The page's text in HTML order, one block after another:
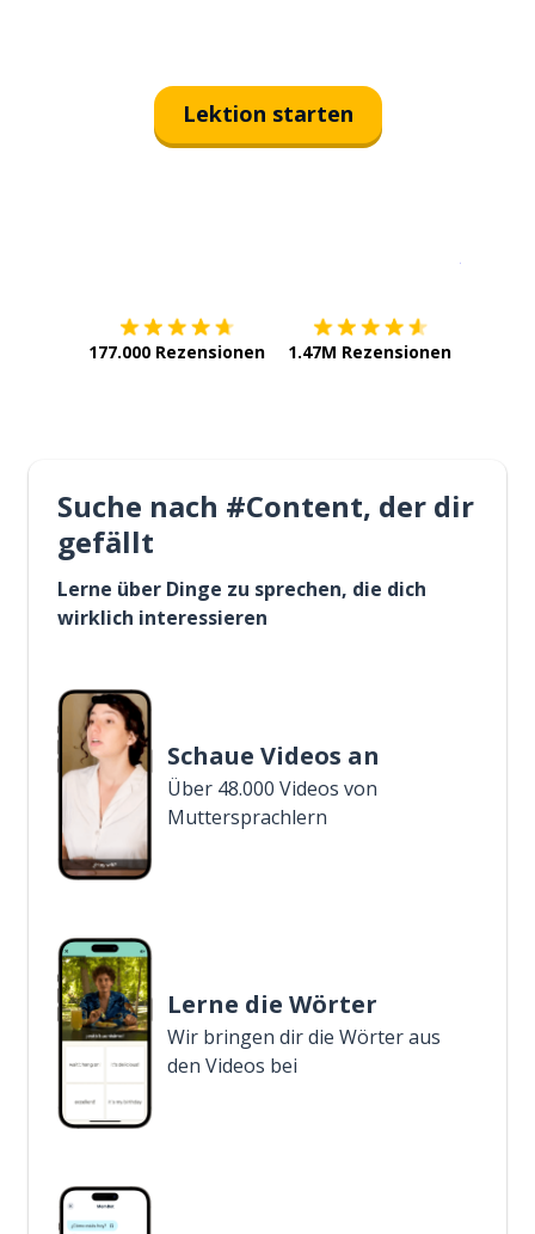
Lektion starten
177.000 Rezensionen 1.47M Rezensionen
Suche nach #Content, der dir
gefällt
Lerne über Dinge zu sprechen, die dich
wirklich interessieren
Schaue Videos an
Über 48.000 Videos von
Muttersprachlern
Lerne die Wörter
Wir bringen dir die Wörter aus
den Videos bei